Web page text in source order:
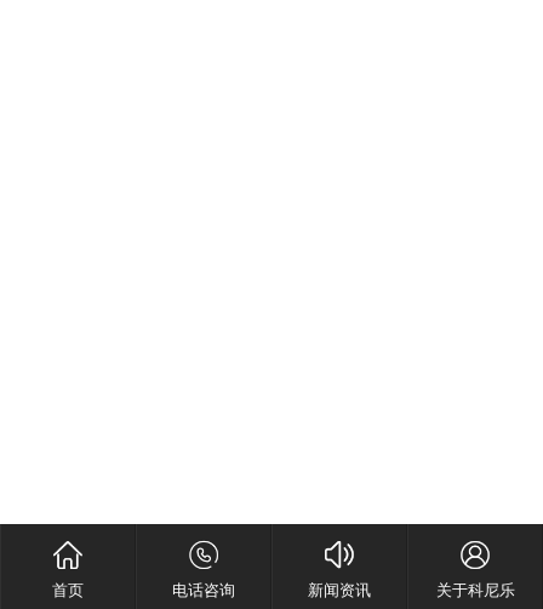
首页 电话咨询 新闻资讯 关于科尼乐